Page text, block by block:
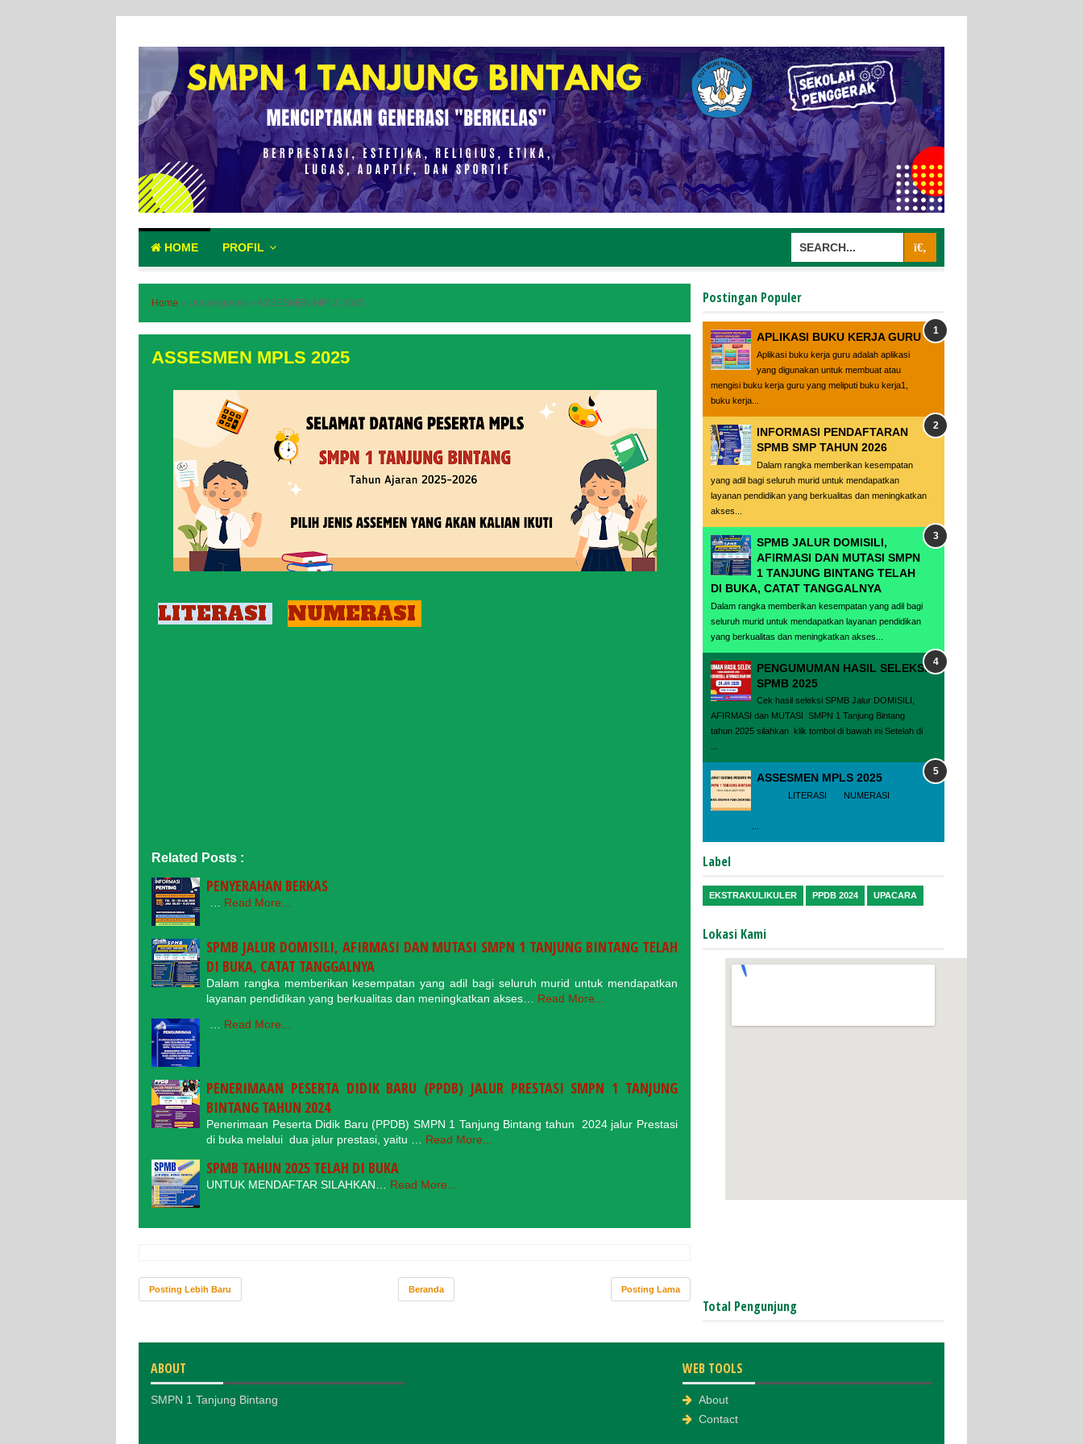
HOME PROFIL
Home » Uncategories » ASSESMEN MPLS 2025
ASSESMEN MPLS 2025
LITERASI NUMERASI
Related Posts :
PENYERAHAN BERKAS
… Read More...
SPMB JALUR DOMISILI, AFIRMASI DAN MUTASI SMPN 1 TANJUNG BINTANG TELAH
DI BUKA, CATAT TANGGALNYA
Dalam rangka memberikan kesempatan yang adil bagi seluruh murid untuk mendapatkan
layanan pendidikan yang berkualitas dan meningkatkan akses…
Read More...
… Read More...
PENERIMAAN PESERTA DIDIK BARU (PPDB) JALUR PRESTASI SMPN 1 TANJUNG
BINTANG TAHUN 2024
Penerimaan Peserta Didik Baru (PPDB) SMPN 1 Tanjung Bintang tahun 2024 jalur Prestasi
di buka melalui dua jalur prestasi, yaitu …
Read More...
SPMB TAHUN 2025 TELAH DI BUKA
UNTUK MENDAFTAR SILAHKAN… Read More...
Posting Lebih Baru Posting Lama
Beranda
Postingan Populer
APLIKASI BUKU KERJA GURU
Aplikasi buku kerja guru adalah aplikasi
yang digunakan untuk membuat atau
mengisi buku kerja guru yang meliputi buku kerja1,
buku kerja...
INFORMASI PENDAFTARAN
SPMB SMP TAHUN 2026
Dalam rangka memberikan kesempatan
yang adil bagi seluruh murid untuk mendapatkan
layanan pendidikan yang berkualitas dan meningkatkan
akses...
SPMB JALUR DOMISILI,
AFIRMASI DAN MUTASI SMPN
1 TANJUNG BINTANG TELAH
DI BUKA, CATAT TANGGALNYA
Dalam rangka memberikan kesempatan yang adil bagi
seluruh murid untuk mendapatkan layanan pendidikan
yang berkualitas dan meningkatkan akses...
PENGUMUMAN HASIL SELEKSI
SPMB 2025
Cek hasil seleksi SPMB Jalur DOMISILI,
AFIRMASI dan MUTASI SMPN 1 Tanjung Bintang
tahun 2025 silahkan klik tombol di bawah ini Setelah di
...
ASSESMEN MPLS 2025
LITERASI NUMERASI
Label
EKSTRAKULIKULER PPDB 2024 UPACARA
Lokasi Kami
Total Pengunjung
ABOUT
SMPN 1 Tanjung Bintang
WEB TOOLS
About
Contact